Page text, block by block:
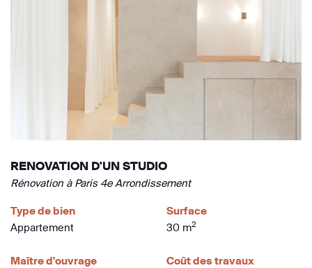
RENOVATION D'UN STUDIO
Rénovation à Paris 4e Arrondissement
Type de bien
Appartement
Surface
30 m2
Maître d'ouvrage
Coût des travaux